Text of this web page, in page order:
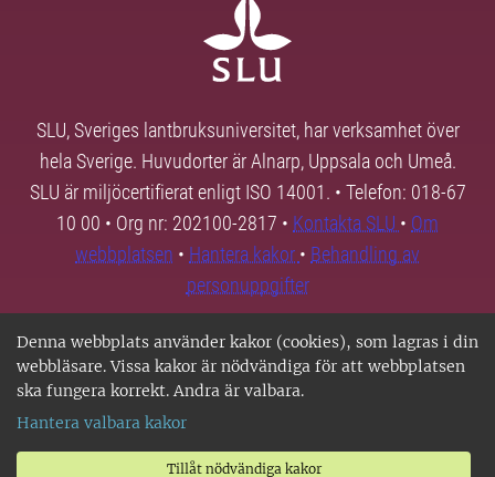
Denna webbplats använder kakor (cookies), som lagras i din
webbläsare. Vissa kakor är nödvändiga för att webbplatsen
ska fungera korrekt. Andra är valbara.
Hantera valbara kakor
Tillåt nödvändiga kakor
SLU, Sveriges lantbruksuniversitet, har verksamhet över
hela Sverige. Huvudorter är Alnarp, Uppsala och Umeå.
SLU är miljöcertifierat enligt ISO 14001. • Telefon: 018-67
10 00 • Org nr: 202100-2817 • Kontakta SLU • Om
webbplatsen • Hantera kakor • Behandling av
personuppgifter